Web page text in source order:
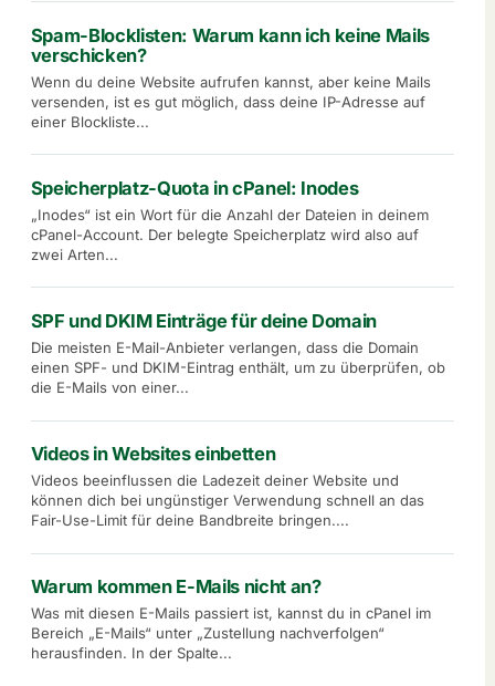
Spam-Blocklisten: Warum kann ich keine Mails
verschicken?
Wenn du deine Website aufrufen kannst, aber keine Mails
versenden, ist es gut möglich, dass deine IP-Adresse auf
einer Blockliste...
Speicherplatz-Quota in cPanel: Inodes
„Inodes“ ist ein Wort für die Anzahl der Dateien in deinem
cPanel-Account. Der belegte Speicherplatz wird also auf
zwei Arten...
SPF und DKIM Einträge für deine Domain
Die meisten E-Mail-Anbieter verlangen, dass die Domain
einen SPF- und DKIM-Eintrag enthält, um zu überprüfen, ob
die E-Mails von einer...
Videos in Websites einbetten
Videos beeinflussen die Ladezeit deiner Website und
können dich bei ungünstiger Verwendung schnell an das
Fair-Use-Limit für deine Bandbreite bringen....
Warum kommen E-Mails nicht an?
Was mit diesen E-Mails passiert ist, kannst du in cPanel im
Bereich „E-Mails“ unter „Zustellung nachverfolgen“
herausfinden. In der Spalte...